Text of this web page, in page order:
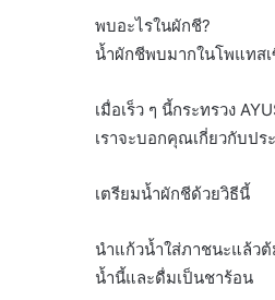
พบอะไรในผักชี?
น้ำผักชีพบมากในโพแทส
เมื่อเร็ว ๆ นี้กระทรวง
เราจะบอกคุณเกี่ยวกับป
เตรียมน้ำผักชีด้วยวิธีนี้
นำแก้วน้ำใส่ภาชนะแล้ว
น้ำนี้และดื่มเป็นชาร้อน